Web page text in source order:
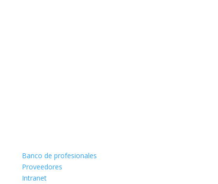
Banco de profesionales
Proveedores
Intranet